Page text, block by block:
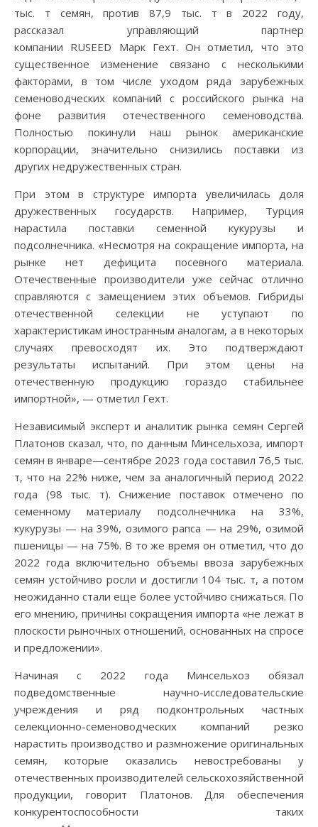
тыс. т семян, против 87,9 тыс. т в 2022 году,
рассказал управляющий партнер
компании RUSEED Марк Гехт. Он отметил, что это
существенное изменение связано с несколькими
факторами, в том числе уходом ряда зарубежных
семеноводческих компаний с российского рынка на
фоне развития отечественного семеноводства.
Полностью покинули наш рынок американские
корпорации, значительно снизились поставки из
других недружественных стран.
При этом в структуре импорта увеличилась доля
дружественных государств. Например, Турция
нарастила поставки семенной кукурузы и
подсолнечника. «Несмотря на сокращение импорта, на
рынке нет дефицита посевного материала.
Отечественные производители уже сейчас отлично
справляются с замещением этих объемов. Гибриды
отечественной селекции не уступают по
характеристикам иностранным аналогам, а в некоторых
случаях превосходят их. Это подтверждают
результаты испытаний. При этом цены на
отечественную продукцию гораздо стабильнее
импортной», — отметил Гехт.
Независимый эксперт и аналитик рынка семян Сергей
Платонов сказал, что, по данным Минсельхоза, импорт
семян в январе—сентябре 2023 года составил 76,5 тыс.
т, что на 22% ниже, чем за аналогичный период 2022
года (98 тыс. т). Снижение поставок отмечено по
семенному материалу подсолнечника на 33%,
кукурузы — на 39%, озимого рапса — на 29%, озимой
пшеницы — на 75%. В то же время он отметил, что до
2022 года включительно объемы ввоза зарубежных
семян устойчиво росли и достигли 104 тыс. т, а потом
неожиданно стали еще более устойчиво снижаться. По
его мнению, причины сокращения импорта «не лежат в
плоскости рыночных отношений, основанных на спросе
и предложении».
Начиная с 2022 года Минсельхоз обязал
подведомственные научно-исследовательские
учреждения и ряд подконтрольных частных
селекционно-семеноводческих компаний резко
нарастить производство и размножение оригинальных
семян, которые оказались невостребованы у
отечественных производителей сельскохозяйственной
продукции, говорит Платонов. Для обеспечения
конкурентоспособности таких